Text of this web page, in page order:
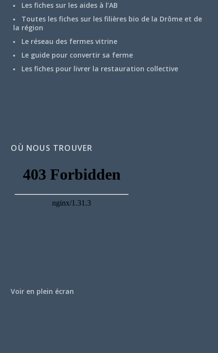
Les fiches sur les aides à l’AB
Toutes les fiches sur les filières bio de la Drôme et de
la région
Le réseau des fermes vitrine
Le guide pour convertir sa ferme
Les fiches pour livrer la restauration collective
OÙ NOUS TROUVER
Voir en plein écran